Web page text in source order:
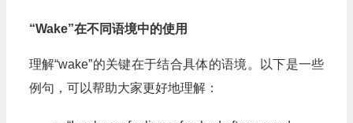
“Wake”在不同语境中的使用
理解“wake”的关键在于结合具体的语境。以下是一些
例句，可以帮助大家更好地理解：